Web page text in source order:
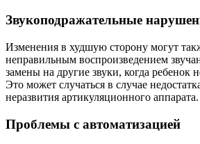
Звукоподражательные
Изменения в худшую сторону могут
неправильным воспроизведением
замены на другие звуки, когда ребенок
Это может случаться в случае
неразвития артикуляционного аппарата.
Проблемы с автоматизацией